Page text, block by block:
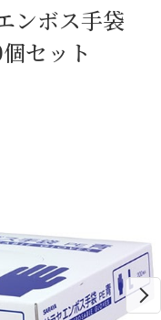
ンボス手袋
セット